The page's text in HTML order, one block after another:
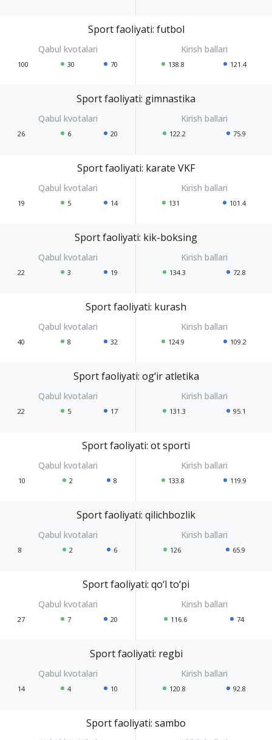
Sport faoliyati: futbol
100 30 70 138.8 121.4
Sport faoliyati: gimnastika
26 6 20 122.2 75.9
Sport faoliyati: karate VKF
19 5 14 131 101.4
Sport faoliyati: kik-boksing
22 3 19 134.3 72.8
Sport faoliyati: kurash
40 8 32 124.9 109.2
Sport faoliyati: og‘ir atletika
22 5 17 131.3 95.1
Sport faoliyati: ot sporti
10 2 8 133.8 119.9
Sport faoliyati: qilichbozlik
8 2 6 126 65.9
Sport faoliyati: qo‘l to‘pi
27 7 20 116.6 74
Sport faoliyati: regbi
14 4 10 120.8 92.8
Sport faoliyati: sambo